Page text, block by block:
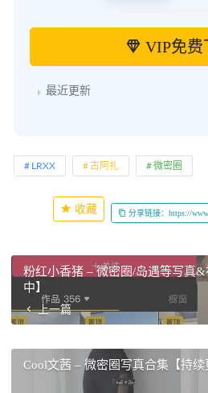
VIP免费
最近更新
LRXX 古阿扎 微密圈
收藏 分享链接：https://
粉红小香猪 – 微密圈/岛遇等写真
中】
上一篇
Cool文茜 – 微密圈写真合集【持续